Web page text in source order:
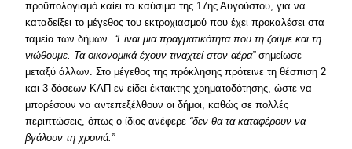
προϋπολογισμό καίει τα καύσιμα της 17ης Αυγούστου, για να
καταδείξει το μέγεθος του εκτροχιασμού που έχει προκαλέσει στα
ταμεία των δήμων. “Είναι μια πραγματικότητα που τη ζούμε και τη
νιώθουμε. Τα οικονομικά έχουν τιναχτεί στον αέρα”σημείωσε
μεταξύ άλλων. Στο μέγεθος της πρόκλησης πρότεινε τη θέσπιση 2
και 3 δόσεων ΚΑΠ εν είδει έκτακτης χρηματοδότησης, ώστε να
μπορέσουν να αντεπεξέλθουν οι δήμοι, καθώς σε πολλές
περιπτώσεις, όπως ο ίδιος ανέφερε “δεν θα τα καταφέρουν να
βγάλουν τη χρονιά.”